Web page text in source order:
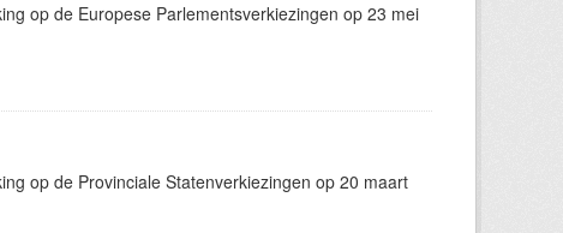
op de Europese Parlementsverkiezingen op 23 mei
op de Provinciale Statenverkiezingen op 20 maart